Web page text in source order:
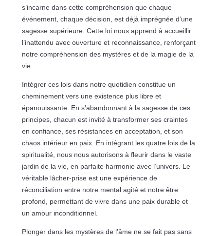
s’incarne dans cette compréhension que chaque
événement, chaque décision, est déjà imprégnée d’une
sagesse supérieure. Cette loi nous apprend à accueillir
l’inattendu avec ouverture et reconnaissance, renforçant
notre compréhension des mystères et de la magie de la
vie.
Intégrer ces lois dans notre quotidien constitue un
cheminement vers une existence plus libre et
épanouissante. En s’abandonnant à la sagesse de ces
principes, chacun est invité à transformer ses craintes
en confiance, ses résistances en acceptation, et son
chaos intérieur en paix. En intégrant les quatre lois de la
spiritualité, nous nous autorisons à fleurir dans le vaste
jardin de la vie, en parfaite harmonie avec l’univers. Le
véritable lâcher-prise est une expérience de
réconciliation entre notre mental agité et notre être
profond, permettant de vivre dans une paix durable et
un amour inconditionnel.
Plonger dans les mystères de l’âme ne se fait pas sans